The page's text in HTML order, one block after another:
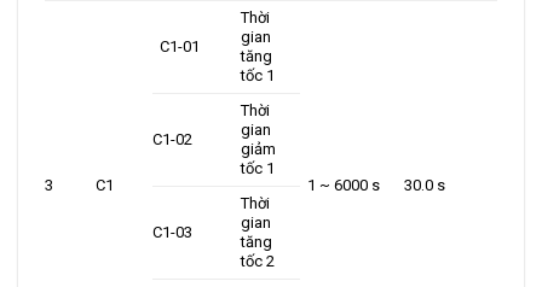
3 C1
C1-01
Thời
gian
tăng
tốc 1
1 ~ 6000 s 30.0 s
C1-02
Thời
gian
giảm
tốc 1
C1-03
Thời
gian
tăng
tốc 2